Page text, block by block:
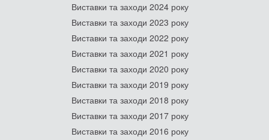
Виставки та заходи 2024 року
Виставки та заходи 2023 року
Виставки та заходи 2022 року
Виставки та заходи 2021 року
Виставки та заходи 2020 року
Виставки та заходи 2019 року
Виставки та заходи 2018 року
Виставки та заходи 2017 року
Виставки та заходи 2016 року